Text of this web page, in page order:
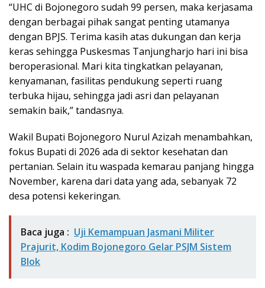
“UHC di Bojonegoro sudah 99 persen, maka kerjasama
dengan berbagai pihak sangat penting utamanya
dengan BPJS. Terima kasih atas dukungan dan kerja
keras sehingga Puskesmas Tanjungharjo hari ini bisa
beroperasional. Mari kita tingkatkan pelayanan,
kenyamanan, fasilitas pendukung seperti ruang
terbuka hijau, sehingga jadi asri dan pelayanan
semakin baik,” tandasnya.
Wakil Bupati Bojonegoro Nurul Azizah menambahkan,
fokus Bupati di 2026 ada di sektor kesehatan dan
pertanian. Selain itu waspada kemarau panjang hingga
November, karena dari data yang ada, sebanyak 72
desa potensi kekeringan.
Baca juga : Uji Kemampuan Jasmani Militer
Prajurit, Kodim Bojonegoro Gelar PSJM Sistem
Blok